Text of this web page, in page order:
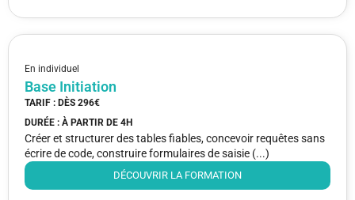
En individuel
Base Initiation
TARIF : DÈS 296€
DURÉE : À PARTIR DE 4H
Créer et structurer des tables fiables, concevoir requêtes sans
écrire de code, construire formulaires de saisie (...)
DÉCOUVRIR LA FORMATION